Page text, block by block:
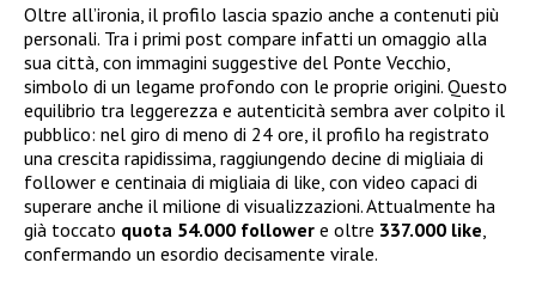
Oltre all’ironia, il profilo lascia spazio anche a contenuti più
personali. Tra i primi post compare infatti un omaggio alla
sua città, con immagini suggestive del Ponte Vecchio,
simbolo di un legame profondo con le proprie origini. Questo
equilibrio tra leggerezza e autenticità sembra aver colpito il
pubblico: nel giro di meno di 24 ore, il profilo ha registrato
una crescita rapidissima, raggiungendo decine di migliaia di
follower e centinaia di migliaia di like, con video capaci di
superare anche il milione di visualizzazioni. Attualmente ha
già toccato quota 54.000 follower e oltre 337.000 like
confermando un esordio decisamente virale.